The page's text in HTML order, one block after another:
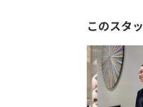
このスタ